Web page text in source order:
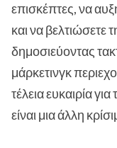
επισκέπτες, να
και να βελτιώσετε
δημοσιεύοντας
μάρκετινγκ
τέλεια ευκαιρία
είναι μια άλλη